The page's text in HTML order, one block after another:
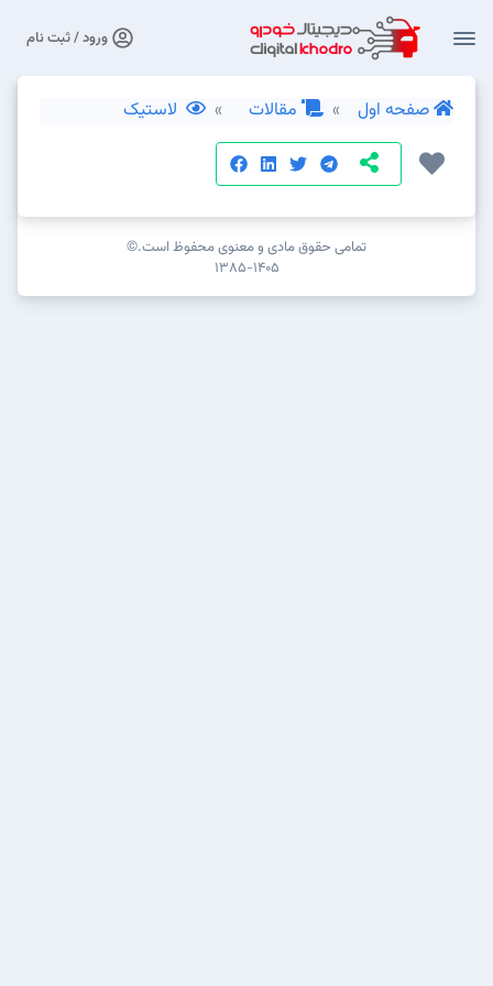
ورود / ثبت نام
صفحه اول مقالات لاستیک
تمامی حقوق مادی و معنوی محفوظ است.©
۱۳۸۵-۱۴۰۵